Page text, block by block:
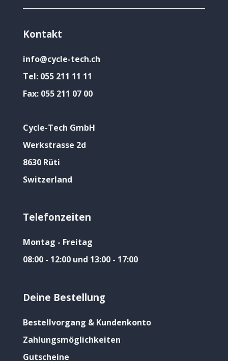
Kontakt
info@cycle-tech.ch
Tel: 055 211 11 11
Fax: 055 211 07 00
Cycle-Tech GmbH
Werkstrasse 2d
8630 Rüti
Switzerland
Telefonzeiten
Montag - Freitag
08:00 - 12:00 und 13:00 - 17:00
Deine Bestellung
Bestellvorgang & Kundenkonto
Zahlungsmöglichkeiten
Gutscheine